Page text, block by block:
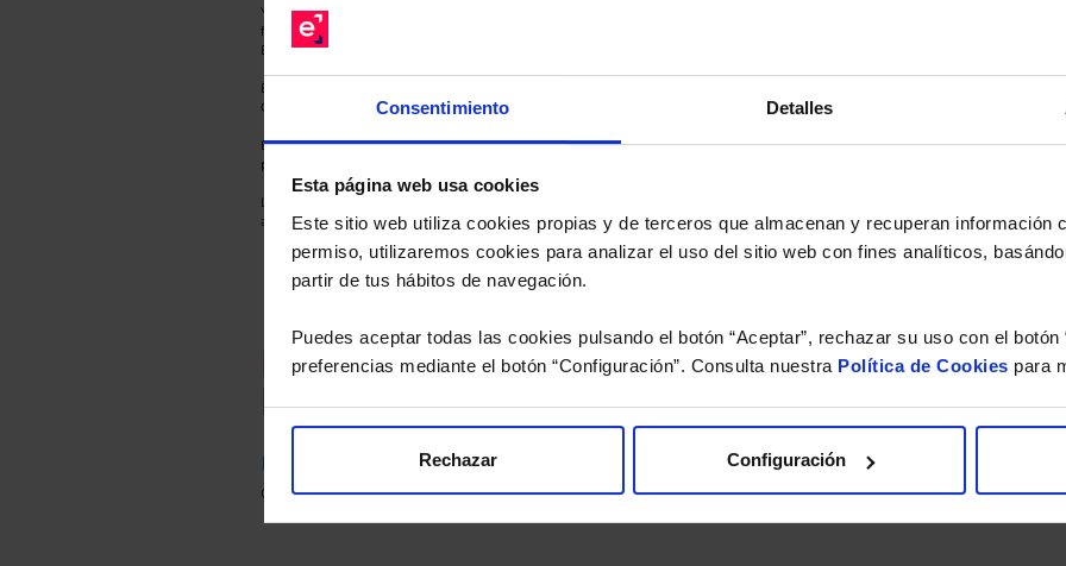
Consentimiento Detalles
Esta página web usa cookies
Este sitio web utiliza cookies propias y de terceros que almacenan y recuperan información
permiso, utilizaremos cookies para analizar el uso del sitio web con fines analíticos,
partir de tus hábitos de navegación.
Puedes aceptar todas las cookies pulsando el botón “Aceptar”, rechazar su uso con el botón
preferencias mediante el botón “Configuración”. Consulta nuestra Política de Cookies para
Rechazar Configuración
Y recuerde que toda inversión conlleva riesgos, incluida la ausencia de rentabilidad y/o la pérdida del principal invertido. El
fluctuaciones del mercado, sin que rentabilidades pasadas garanticen resultados en el futuro ni sean indicativas de
El Grupo EBN no puede garantizar que cualquier capital invertido mantendrá o aumentará su valor.
En cada una de las fichas de nuestros Fondos de Inversión tiene a su disposición información completa y relativa a dicho
Gestora y la entidad depositaria del mismo y sobre el Folleto (clicando en «ver informe») y el DFI (clicando en «ver ficha»).
Esto es una comunicación publicitaria. EBN no está recomendando la compra de estos Fondos en concreto. Consulte el
para el inversor antes de tomar una decisión final de inversión. El Cliente es responsable de las decisiones de inversión que
Los datos de rentabilidad mostrados hacen referencia a los Valores Liquidativos del Fondo al cierre de la última sesión, y se
anterior a Valor Liquidativo actual con reinversión de dividendos si el fondo es de reparto. Todas las rentabilidades mostradas
Recomendado.
Le hacemos un estudio gratuito de su
Descárguese el archivoe indíquenos los ISINs de sus Fondos y nuestros expertos le
de sus alternativas de Clases Limpias con las que podrá ahorrar en sus costes.